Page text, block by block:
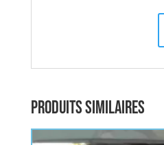
Produits similaires